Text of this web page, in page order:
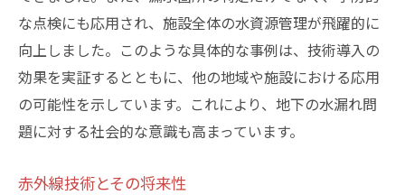
な点検にも応用され、施設全体の水資源管理が飛躍的に
向上しました。このような具体的な事例は、技術導入の
効果を実証するとともに、他の地域や施設における応用
の可能性を示しています。これにより、地下の水漏れ問
題に対する社会的な意識も高まっています。
赤外線技術とその将来性